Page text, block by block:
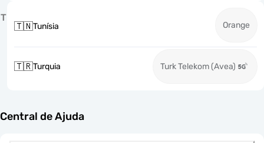
T
🇹🇳Tunísia Orange
🇹🇷Turquia Turk Telekom (Avea)
Central de Ajuda